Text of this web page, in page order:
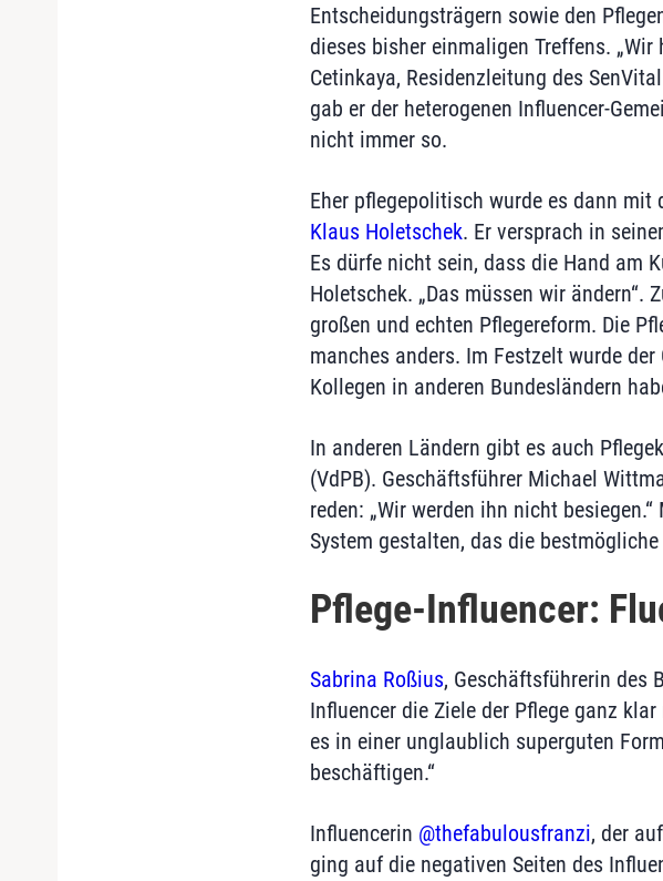
Entscheidungsträgern sowie den
dieses bisher einmaligen Treffens.
Cetinkaya, Residenzleitung des
gab er der heterogenen Influencer-
nicht immer so.
Eher pflegepolitisch wurde es dann mit
Klaus Holetschek. Er versprach in
Es dürfe nicht sein, dass die Hand am
Holetschek. „Das müssen wir ändern“.
großen und echten Pflegereform. Die
manches anders. Im Festzelt wurde
Kollegen in anderen Bundesländern
In anderen Ländern gibt es auch
(VdPB). Geschäftsführer Michael
reden: „Wir werden ihn nicht
System gestalten, das die
Pflege-Influencer:
Sabrina Roßius, Geschäftsführerin des
Influencer die Ziele der Pflege ganz
es in einer unglaublich superguten
beschäftigen.“
Influencerin @thefabulousfranzi, der
ging auf die negativen Seiten des